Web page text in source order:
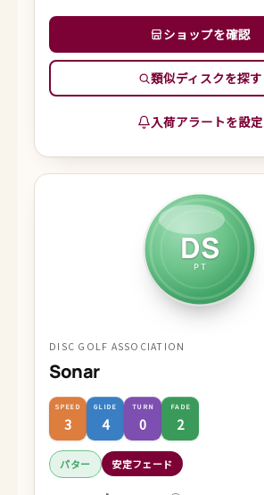
ショップを確認
類似ディスクを探す
入荷アラートを設定
DS
PT
DISC GOLF ASSOCIATION
Sonar
SPEED
3
GLIDE
4
TURN
0
FADE
2
パター 安定フェード